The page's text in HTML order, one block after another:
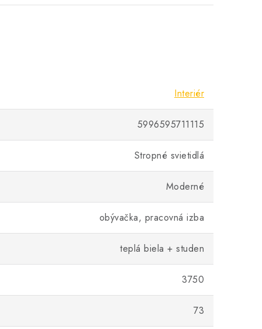
Interiér
5996595711115
Stropné svietidlá
Moderné
obývačka, pracovná izba
teplá biela + studen
3750
73